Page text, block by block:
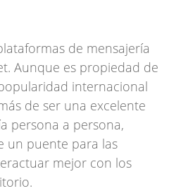
de mensajería
Aunque es propiedad de
internacional
de ser una excelente
persona a persona,
un puente para las
mejor con los